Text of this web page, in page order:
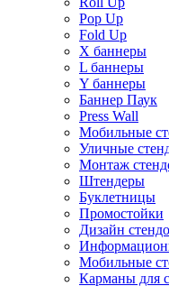
Pop Up
Fold Up
Х баннеры
L баннеры
Y баннеры
Баннер Паук
Press Wall
Мобильные
Уличные
Монтаж
Штендеры
Буклетницы
Промостойки
Дизайн
Мобильные
Карманы для